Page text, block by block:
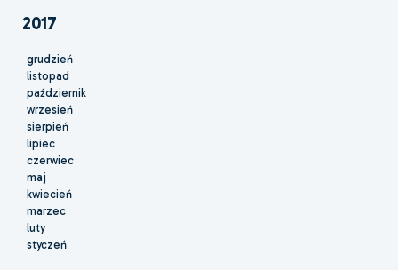
2017
grudzień
listopad
październik
wrzesień
sierpień
lipiec
czerwiec
maj
kwiecień
marzec
luty
styczeń